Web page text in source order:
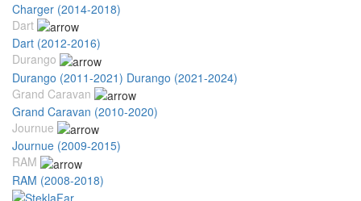
Charger (2014-2018)
Dart
Dart (2012-2016)
Durango
Durango (2011-2021) Durango (2021-2024)
Grand Caravan
Grand Caravan (2010-2020)
Journue
Journue (2009-2015)
RAM
RAM (2008-2018)